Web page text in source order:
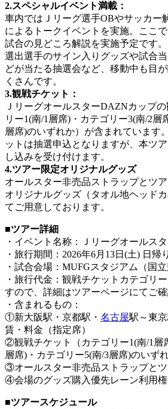
2.スペシャルイベント満載：
車内ではＪリーグ選手OBやサッカー
によるトークイベントを実施。ここ
試合の見どころ解説を実施予定です
選出選手のサイン入りグッズや試合
どが当たる抽選会など、移動中も目
くさんです。
3.観戦チケット：
ＪリーグオールスターDAZNカップ
リー1(南/1層席)・カテゴリー3(南/2層
層席)のいずれか）が含まれています
ットは抽選申込となりますが、本ツ
し込みを受け付けます。
4.ツアー限定オリジナルグッズ
オールスター非売品ストラップとツ
オリジナルグッズ（タオル地ヘッド
てご用意しております。
■ツアー詳細
・イベント名称：Ｊリーグオールス
・旅行期間：2026年6月13日(土) 日帰り
・試合会場：MUFGスタジアム（国立
・旅行代金：観戦チケットカテゴリ
すので、詳細はツアーページにてご
・含まれるもの：
①新大阪駅・京都駅・ 名古屋駅～東
賃・料金（指定席）
②観戦チケット（カテゴリー1(南/1層
層席)・カテゴリー5(南/3層席)のいずれ
③オールスター非売品ストラップと
④会場のグッズ購入優先レーン利用権
■ツアースケジュール